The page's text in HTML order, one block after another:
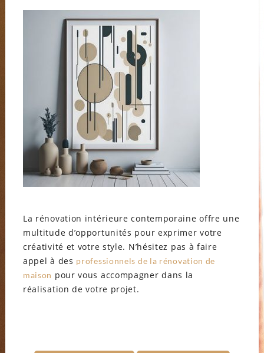
La rénovation intérieure contemporaine offre une
multitude d’opportunités pour exprimer votre
créativité et votre style. N’hésitez pas à faire
appel à des professionnels de la rénovation de
maison pour vous accompagner dans la
réalisation de votre projet.